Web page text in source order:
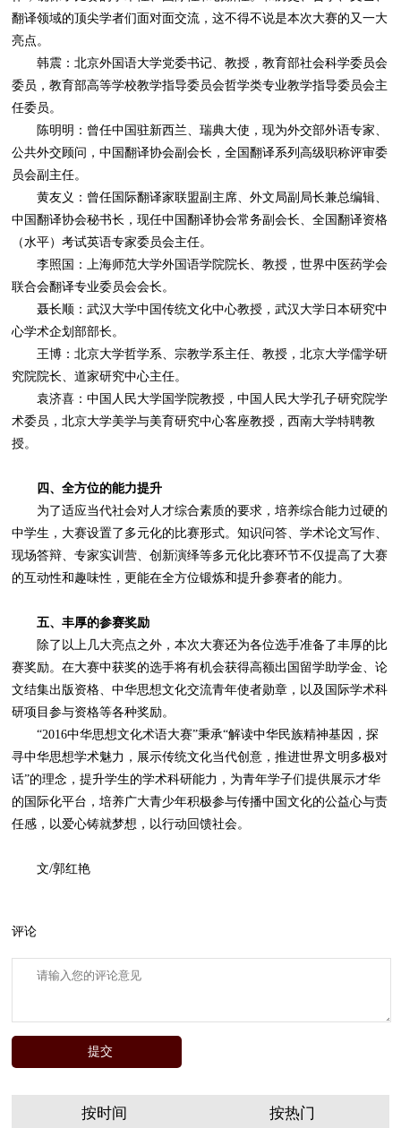
翻译领域的顶尖学者们面对面交流，这不得不说是本次大赛的又一大
亮点。
韩震：北京外国语大学党委书记、教授，教育部社会科学委员会
委员，教育部高等学校教学指导委员会哲学类专业教学指导委员会主
任委员。
陈明明：曾任中国驻新西兰、瑞典大使，现为外交部外语专家、
公共外交顾问，中国翻译协会副会长，全国翻译系列高级职称评审委
员会副主任。
黄友义：曾任国际翻译家联盟副主席、外文局副局长兼总编辑、
中国翻译协会秘书长，现任中国翻译协会常务副会长、全国翻译资格
（水平）考试英语专家委员会主任。
李照国：上海师范大学外国语学院院长、教授，世界中医药学会
联合会翻译专业委员会会长。
聂长顺：武汉大学中国传统文化中心教授，武汉大学日本研究中
心学术企划部部长。
王博：北京大学哲学系、宗教学系主任、教授，北京大学儒学研
究院院长、道家研究中心主任。
袁济喜：中国人民大学国学院教授，中国人民大学孔子研究院学
术委员，北京大学美学与美育研究中心客座教授，西南大学特聘教
授。
四、全方位的能力提升
为了适应当代社会对人才综合素质的要求，培养综合能力过硬的
中学生，大赛设置了多元化的比赛形式。知识问答、学术论文写作、
现场答辩、专家实训营、创新演绎等多元化比赛环节不仅提高了大赛
的互动性和趣味性，更能在全方位锻炼和提升参赛者的能力。
五、丰厚的参赛奖励
除了以上几大亮点之外，本次大赛还为各位选手准备了丰厚的比
赛奖励。在大赛中获奖的选手将有机会获得高额出国留学助学金、论
文结集出版资格、中华思想文化交流青年使者勋章，以及国际学术科
研项目参与资格等各种奖励。
“2016中华思想文化术语大赛”秉承“解读中华民族精神基因，探
寻中华思想学术魅力，展示传统文化当代创意，推进世界文明多极对
话”的理念，提升学生的学术科研能力，为青年学子们提供展示才华
的国际化平台，培养广大青少年积极参与传播中国文化的公益心与责
任感，以爱心铸就梦想，以行动回馈社会。
文/郭红艳
评论
按时间 按热门